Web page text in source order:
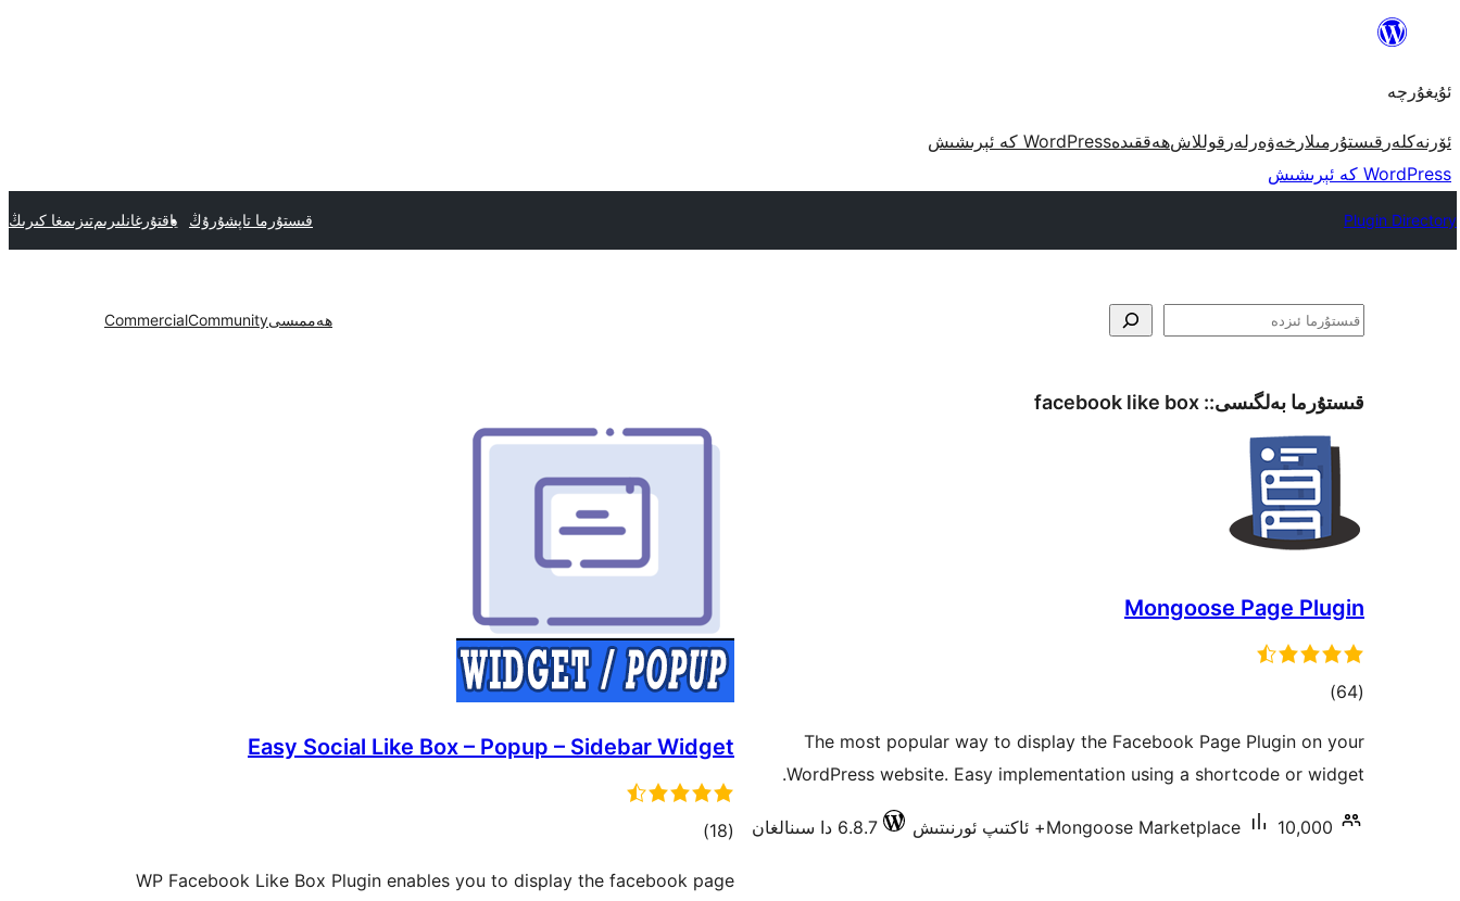
مەزمۇنغا
ئۇيغۇرچە
ئۆرنەكلەر قىستۇرمىلار خەۋەرلەر قوللاشھەققىدەWordPress كە ئېرىشىش
WordPress كە ئېرىشىش
Plugin Directory قىستۇرما تاپشۇرۇڭ ياقتۇرغانلىرىمتىزىمغا كىرىڭ
ئىزدە ھەممىسىCommunity
Commercial
قىستۇرما بەلگىسى:: facebook like box
Mongoose Page Plugin
(64
ئومۇمىي)
The most popular way to display the Facebook Page Plugin on your
WordPress website. Easy implementation using a shortcode or widget.
Mongoose Marketplace 10,000+ ئاكتىپ ئورنىتىش 6.8.7 دا سىنالغان
Easy Social Like Box – Popup – Sidebar Widget
(18
ئومۇمىي)
WP Facebook Like Box Plugin enables you to display the facebook page